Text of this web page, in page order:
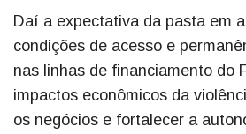
Daí a expectativa da pasta em
condições de acesso e
nas linhas de financiamento do
impactos econômicos da
os negócios e fortalecer a